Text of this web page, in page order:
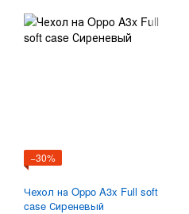
−30%
Чехол на Oppo A3x Full soft
case Сиреневый